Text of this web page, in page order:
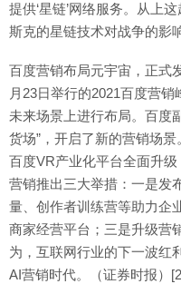
提供‘星链’网络服务。从上
斯克的星链技术对战争的影
百度营销布局元宇宙，正式
月23日举行的2021百度营
未来场景上进行布局。百度
货场”，开启了新的营销场
百度VR产业化平台全面升
营销推出三大举措：一是发
量、创作者训练营等助力企
商家经营平台；三是升级营
为，互联网行业的下一波红
AI营销时代。（证券时报）